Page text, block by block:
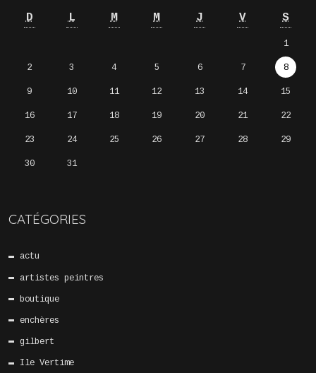
D L M M J V S
1
2 3 4 5 6 7 8
9 10 11 12 13 14 15
16 17 18 19 20 21 22
23 24 25 26 27 28 29
30 31
CATÉGORIES
actu
artistes peintres
boutique
enchères
gilbert
Ile Vertime